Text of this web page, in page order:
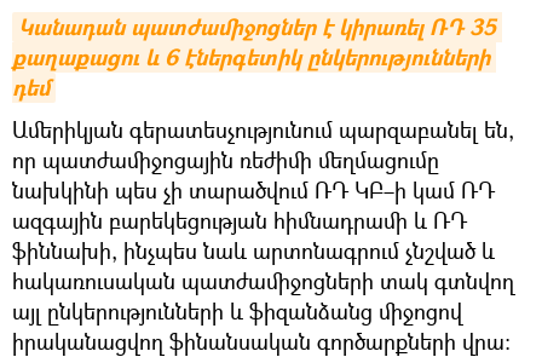
Կանադան պատժամիջոցներ է կիրառել ՌԴ 35
քաղաքացու և 6 էներգետիկ ընկերությունների
դեմ
Ամերիկյան գերատեսչությունում պարզաբանել են,
որ պատժամիջոցային ռեժիմի մեղմացումը
նախկինի պես չի տարածվում ՌԴ ԿԲ–ի կամ ՌԴ
ազգային բարեկեցության հիմնադրամի և ՌԴ
ֆիննախի, ինչպես նաև արտոնագրում չնշված և
հակառուսական պատժամիջոցների տակ գտնվող
այլ ընկերությունների և ֆիզանձանց միջոցով
իրականացվող ֆինանսական գործարքների վրա։